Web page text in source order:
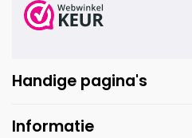
Handige pagina's
Informatie